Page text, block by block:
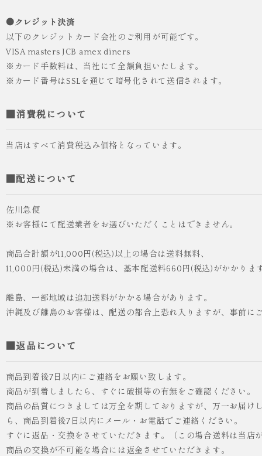
●クレジット決済
以下のクレジットカード会社のご利用が可能です。
VISA masters JCB amex diners
※カード手数料は、当社にて全額負担いたします。
※カード番号はSSLを通じて暗号化されて送信されます。
■消費税について
当店はすべて消費税込み価格となっています。
■配送について
佐川急便
※お客様にて配送業者をお選びいただくことはできません。
商品合計額が11,000円(税込)以上の場合は送料無料、
11,000円(税込)未満の場合は、基本配送料660円(税込)がかかりま
離島、一部地域は追加送料がかかる場合があります。
沖縄及び離島のお客様は、配送の都合上恐れ入りますが、事前に
■返品について
商品到着後7日以内にご連絡をお願い致します。
商品が到着しましたら、すぐに破損等の有無をご確認ください。
商品の品質につきましては万全を期しておりますが、万一お届け
ら、商品到着後7日以内にメール・お電話でご連絡ください。
すぐに返品・交換をさせていただきます。（この場合送料は当店
商品の交換が不可能な場合には返金させていただきます。